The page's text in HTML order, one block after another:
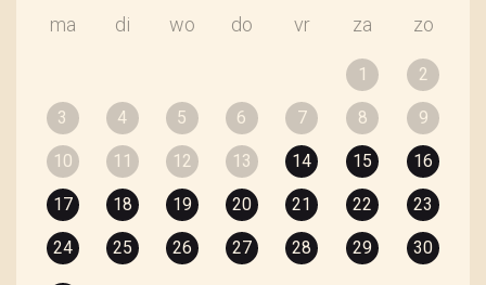
ma di wo do vr za zo
1 2
3 4 5 6 7 8 9
10 11 12 13 14 15 16
17 18 19 20 21 22 23
24 25 26 27 28 29 30